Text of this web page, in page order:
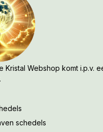
Kristal Webshop komt i.p.v.
schedels